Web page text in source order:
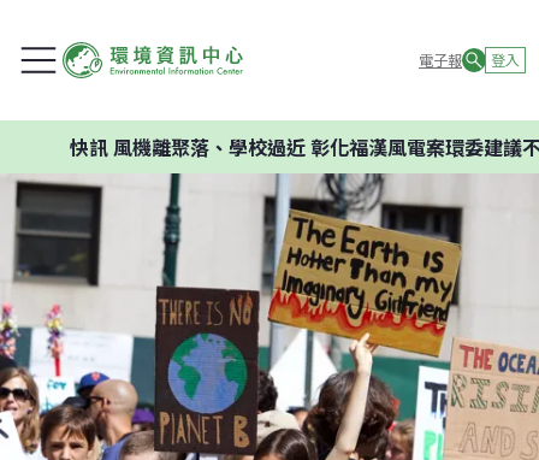
電子報 登入
風機離聚落、學校過近 彰化福漢風電案環委建議不應開發